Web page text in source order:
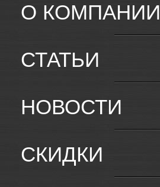
О КОМПАНИИ
СТАТЬИ
НОВОСТИ
СКИДКИ